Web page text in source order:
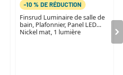
-10 % DE RÉDUCTION
Finsrud Luminaire de salle de
bain, Plafonnier, Panel LED
Nickel mat, 1 lumière